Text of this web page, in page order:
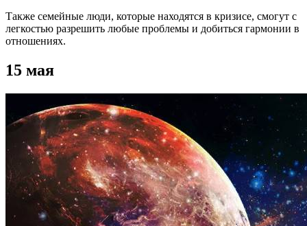
Также семейные люди, которые находятся в кризисе, смогут с
легкостью разрешить любые проблемы и добиться гармонии в
отношениях.
15 мая